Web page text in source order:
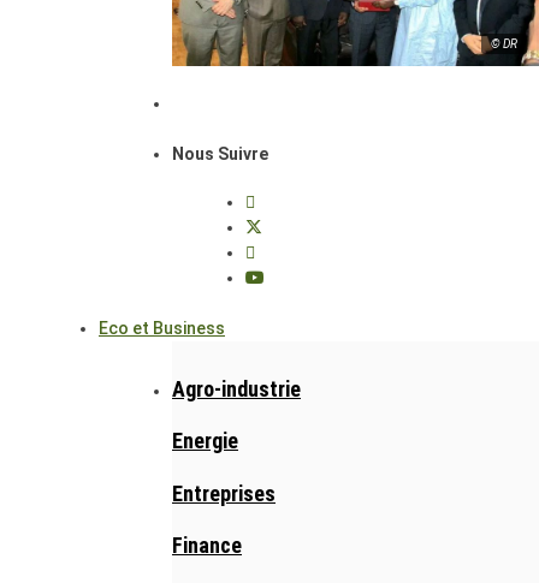
© DR
Nous Suivre
Eco et Business
Agro-industrie
Energie
Entreprises
Finance